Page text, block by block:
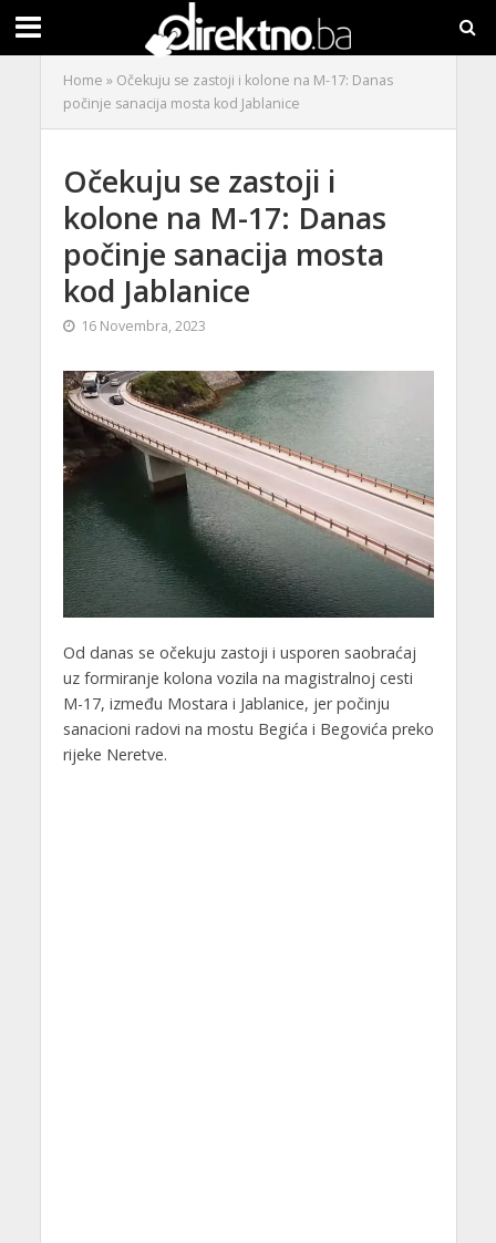
Home » Očekuju se zastoji i kolone na M-17: Danas
počinje sanacija mosta kod Jablanice
Očekuju se zastoji i
kolone na M-17: Danas
počinje sanacija mosta
kod Jablanice
16 Novembra, 2023
Od danas se očekuju zastoji i usporen saobraćaj
uz formiranje kolona vozila na magistralnoj cesti
M-17, između Mostara i Jablanice, jer počinju
sanacioni radovi na mostu Begića i Begovića preko
rijeke Neretve.